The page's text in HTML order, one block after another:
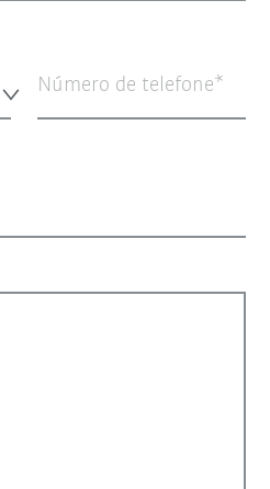
Número de telefone